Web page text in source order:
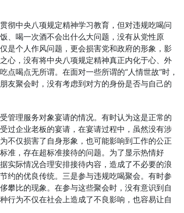
彻中央八项规定精神学习教育，但对违规吃喝问
、喝一次酒不会出什么大问题，没有从党性原
是个人作风问题，更会损害党和政府的形象，影
心，没有将中央八项规定精神真正内化于心、外
喝点无所谓。在面对一些所谓的“人情世故”时，
友聚会时，没有考虑到对方的身份是否与自己的
管理服务对象宴请的情况。有时认为这是正常的
过企业老板的宴请，在宴请过程中，虽然没有涉
不仅损害了自身形象，也可能影响到工作的公正
准，存在超标准接待的问题。为了显示热情好
实际情况合理安排接待内容，造成了不必要的浪
约的优良传统。三是参与违规吃喝聚会。有时参
攀比的现象。在参与这些聚会时，没有意识到自
行为不仅在社会上造成了不良影响，也容易让自